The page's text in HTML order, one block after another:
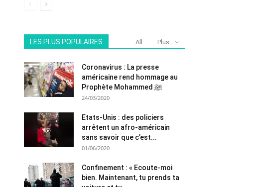
LES PLUS POPULAIRES All Plus
Coronavirus : La presse
américaine rend hommage au
Prophète Mohammed ﷺ
24/03/2020
Etats-Unis : des policiers
arrêtent un afro-américain
sans savoir que c’est...
01/06/2020
Confinement : « Ecoute-moi
bien. Maintenant, tu prends ta